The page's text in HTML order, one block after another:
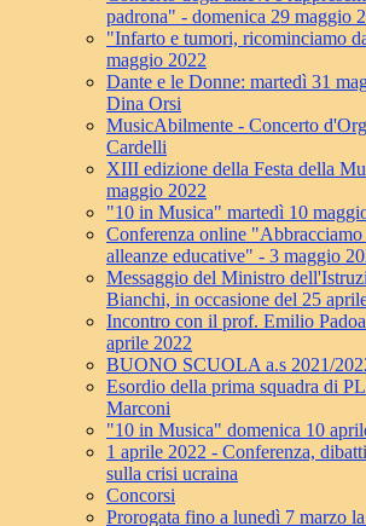
padrona" - domenica 29 maggio
"Infarto e tumori, ricominciamo
maggio 2022
Dante e le Donne: martedì 31
Dina Orsi
MusicAbilmente - Concerto
Cardelli
XIII edizione della Festa della
maggio 2022
"10 in Musica" martedì 10
Conferenza online
alleanze educative" - 3 maggio
Messaggio del Ministro
Bianchi, in occasione del 25
Incontro con il prof. Emilio
aprile 2022
BUONO SCUOLA a.s 2021/
Esordio della prima squadra di
Marconi
"10 in Musica" domenica 10
1 aprile 2022 - Conferenza,
sulla crisi ucraina
Concorsi
Prorogata fino a lunedì 7 marzo